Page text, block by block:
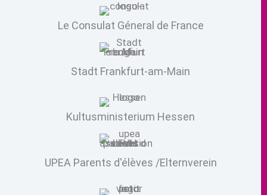
Le Consulat Géneral de France
Stadt Frankfurt-am-Main
Kultusministerium Hessen
UPEA Parents d'élèves /Elternverein